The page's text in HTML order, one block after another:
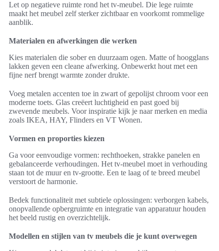
Let op negatieve ruimte rond het tv-meubel. Die lege ruimte
maakt het meubel zelf sterker zichtbaar en voorkomt rommelige
aanblik.
Materialen en afwerkingen die werken
Kies materialen die sober en duurzaam ogen. Matte of hoogglans
lakken geven een cleane afwerking. Onbewerkt hout met een
fijne nerf brengt warmte zonder drukte.
Voeg metalen accenten toe in zwart of gepolijst chroom voor een
moderne toets. Glas creëert luchtigheid en past goed bij
zwevende meubels. Voor inspiratie kijk je naar merken en media
zoals IKEA, HAY, Flinders en VT Wonen.
Vormen en proporties kiezen
Ga voor eenvoudige vormen: rechthoeken, strakke panelen en
gebalanceerde verhoudingen. Het tv-meubel moet in verhouding
staan tot de muur en tv-grootte. Een te laag of te breed meubel
verstoort de harmonie.
Bedek functionaliteit met subtiele oplossingen: verborgen kabels,
onopvallende opbergruimte en integratie van apparatuur houden
het beeld rustig en overzichtelijk.
Modellen en stijlen van tv meubels die je kunt overwegen